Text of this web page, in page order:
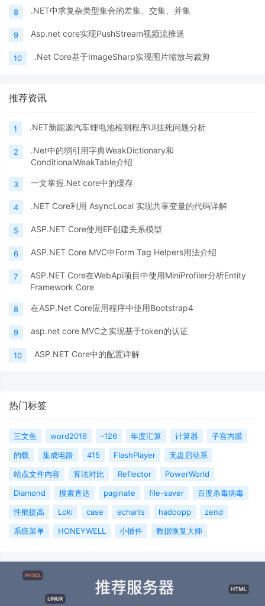
8 .NET中求复杂类型集合的差集、交集、并集
9 Asp.net core实现PushStream视频流推送
10 .Net Core基于ImageSharp实现图片缩放与裁剪
推荐资讯
1 .NET新能源汽车锂电池检测程序UI挂死问题分析
2
.Net中的弱引用字典WeakDictionary和
ConditionalWeakTable介绍
3 一文掌握.Net core中的缓存
4 .NET Core利用 AsyncLocal 实现共享变量的代码详解
5 ASP.NET Core使用EF创建关系模型
6 ASP.NET Core MVC中Form Tag Helpers用法介绍
7
ASP.NET Core在WebApi项目中使用MiniProfiler分析Entity
Framework Core
8 在ASP.Net Core应用程序中使用Bootstrap4
9 asp.net core MVC之实现基于token的认证
10 ASP.NET Core中的配置详解
热门标签
三文鱼 word2016 -126 年度汇算 计算器
子宫内膜
的载
集成电路 415 FlashPlayer
无盘启动系
站点文件内容
算法对比 Reflector
PowerWorld
Diamond
搜索直达 paginate file-saver
百度杀毒病毒
性能提高
Loki case echarts hadoopp
zend
系统菜单
HONEYWELL 小插件 数据恢复大师